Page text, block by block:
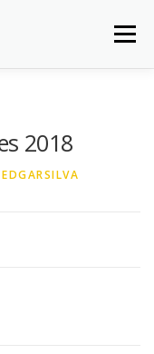
Menu
MAPA
2018
EDGARSILVA